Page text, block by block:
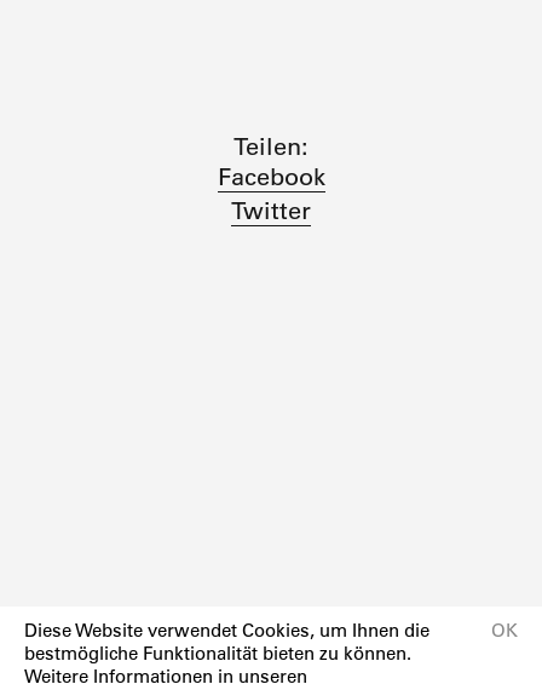
Diese Website verwendet Cookies, um Ihnen die
bestmögliche Funktionalität bieten zu können.
Weitere Informationen in unseren
OK
Teilen:
Facebook
Twitter